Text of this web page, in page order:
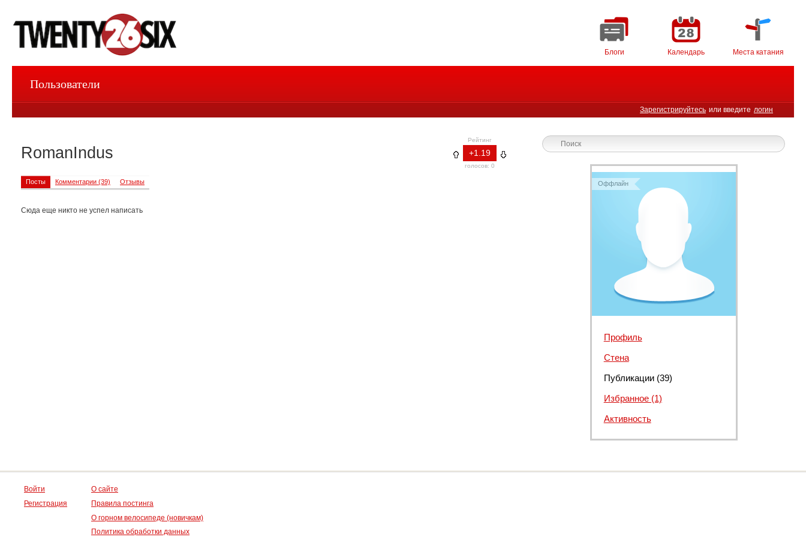
Блоги Календарь Места катания
Зарегистрируйтесь или введите логин
Пользователи
Рейтинг
+1.19
голосов: 0
RomanIndus
Посты Комментарии (39) Отзывы
Сюда еще никто не успел написать
Оффлайн
Профиль
Стена
Публикации (39)
Избранное (1)
Активность
Войти
Регистрация
О сайте
Правила постинга
О горном велосипеде (новичкам)
Политика обработки данных